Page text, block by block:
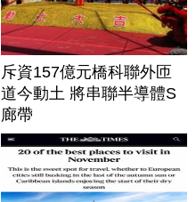
斥資157億元橋科聯外匝
道今動土 將串聯半導體S
廊帶